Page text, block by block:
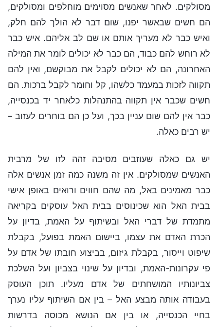
מסולקים. לאחר שאנשים מסוימים מוחלפים ומסולקים,
הם חשים שבאשר יפנו, שום דבר לא הולך להם חלק,
ואיש כבר לא מעריך אותם או שם לב אליהם. איש כבר
לא רוחש להם כבוד, הם כבר לא יכולים לומר את המילה
האחרונה, הם לא יכולים לקבל את מבוקשם, ואין להם
תקווה לזכות במעמד כלשהו, קל וחומר לקבל ברכות. הם
חשים שכבר אין תקווה בהתנהלות כלאחר יד בכנסייה,
כבר אין להם שום עניין בכך, ועל כן הם בוחרים לעזוב –
יש רבים כאלה.
יש גם כאלה שעוזבים מסיבה זהה לזו של מרבית
האנשים שמסולקים. אין זה משנה כמה זמן אנשים אלה
כבר מאמינים באל, מה שהם חווים ורואים באופן אישי
בבית האל הוא שכינוסים בבית האל עוסקים בקריאה
מתמדת של דברי האל ובשיתוף על האמת, בדיון על
הכרת האדם את עצמו, ביישום האמת בפועל, בקבלת
שיפוט וייסור, בקבלת גיזום, בביצוע חובתו של אדם על
פי עקרונות-האמת, ובדיון על שינוי בצביון ועל השלכת
צביונותיו המושחתים של אדם מעליו. תוכן העוסק
בעבודה אותה מבצע האל – בין אם השיתוף עליו נערך
בחיי הכנסייה, או בין אם הנושא מכוסה בדרשות